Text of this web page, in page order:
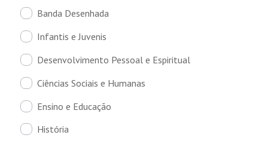
Banda Desenhada
Infantis e Juvenis
Desenvolvimento Pessoal e Espiritual
Ciências Sociais e Humanas
Ensino e Educação
História